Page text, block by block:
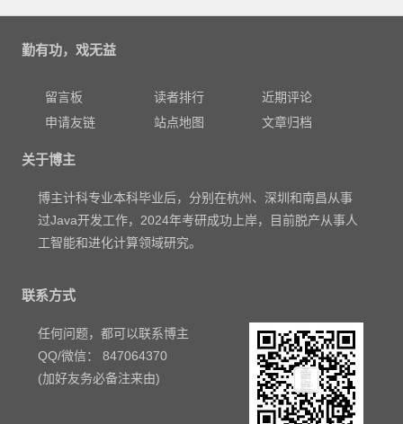
勤有功，戏无益
留言板 读者排行
近期评论
申请友链
站点地图 文章归档
关于博主
博主计科专业本科毕业后，分别在杭州、深圳和南昌从事
过Java开发工作，2024年考研成功上岸，目前脱产从事人
工智能和进化计算领域研究。
联系方式
任何问题，都可以联系博主
QQ/微信： 847064370
(加好友务必备注来由)